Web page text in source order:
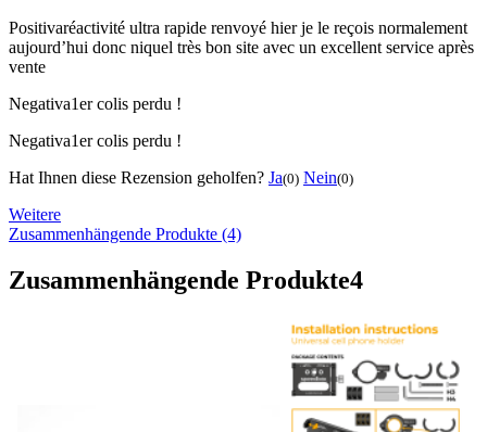
Positivaréactivité ultra rapide renvoyé hier je le reçois normalement
aujourd’hui donc niquel très bon site avec un excellent service après
vente
Negativa1er colis perdu !
Negativa1er colis perdu !
Hat Ihnen diese Rezension geholfen? Ja(0) Nein(0)
Weitere
Zusammenhängende Produkte (4)
Zusammenhängende Produkte4